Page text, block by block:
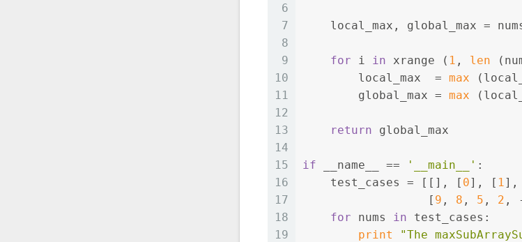
6
7
8
9
10
11
12
13
14
15
16
17
18
19
local_max, global_max =
for i in xrange ( 1 , len
        local_max  =
max
        global_max =
max
return global_max
if __name__ == '__main__' :
    test_cases = [[], [
0], [ 1 ],
                  [
9 , 8 , 5 , 2 ,
for nums in test_cases:
print
"The